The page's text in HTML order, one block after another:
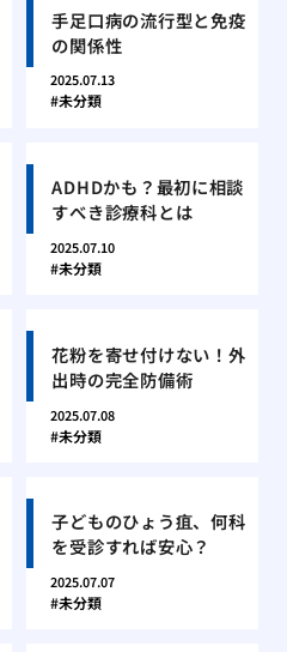
手足口病の流行型と免疫
の関係性
2025.07.13
未分類
ADHDかも？最初に相談
すべき診療科とは
2025.07.10
未分類
花粉を寄せ付けない！外
出時の完全防備術
2025.07.08
未分類
子どものひょう疽、何科
を受診すれば安心？
2025.07.07
未分類